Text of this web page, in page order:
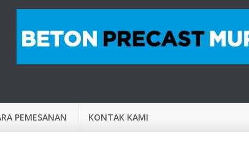
PEMESANAN KONTAK KAMI